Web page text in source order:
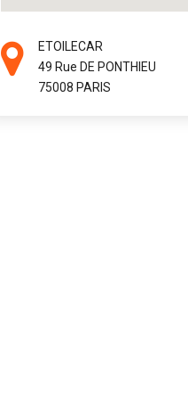
ETOILECAR
49 Rue DE PONTHIEU
75008 PARIS